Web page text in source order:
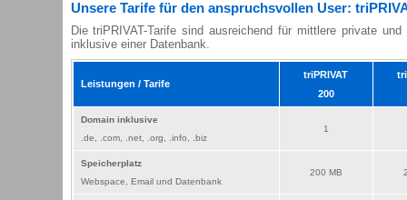
Unsere Tarife für den anspruchsvollen User:
Die triPRIVAT-Tarife sind ausreichend für mittlere private
inklusive einer Datenbank.
Leistungen / Tarife
triPRIVAT
200
Domain inklusive
.de, .com, .net, .org, .info, .biz
1
Speicherplatz
Webspace, Email und Datenbank
200 MB